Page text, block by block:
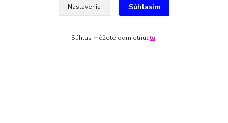
ZAVINOVAČKY, RÝCHLOVIAZAČKY
Nastavenia Súhlasím
Súhlas môžete odmietnuťtu.